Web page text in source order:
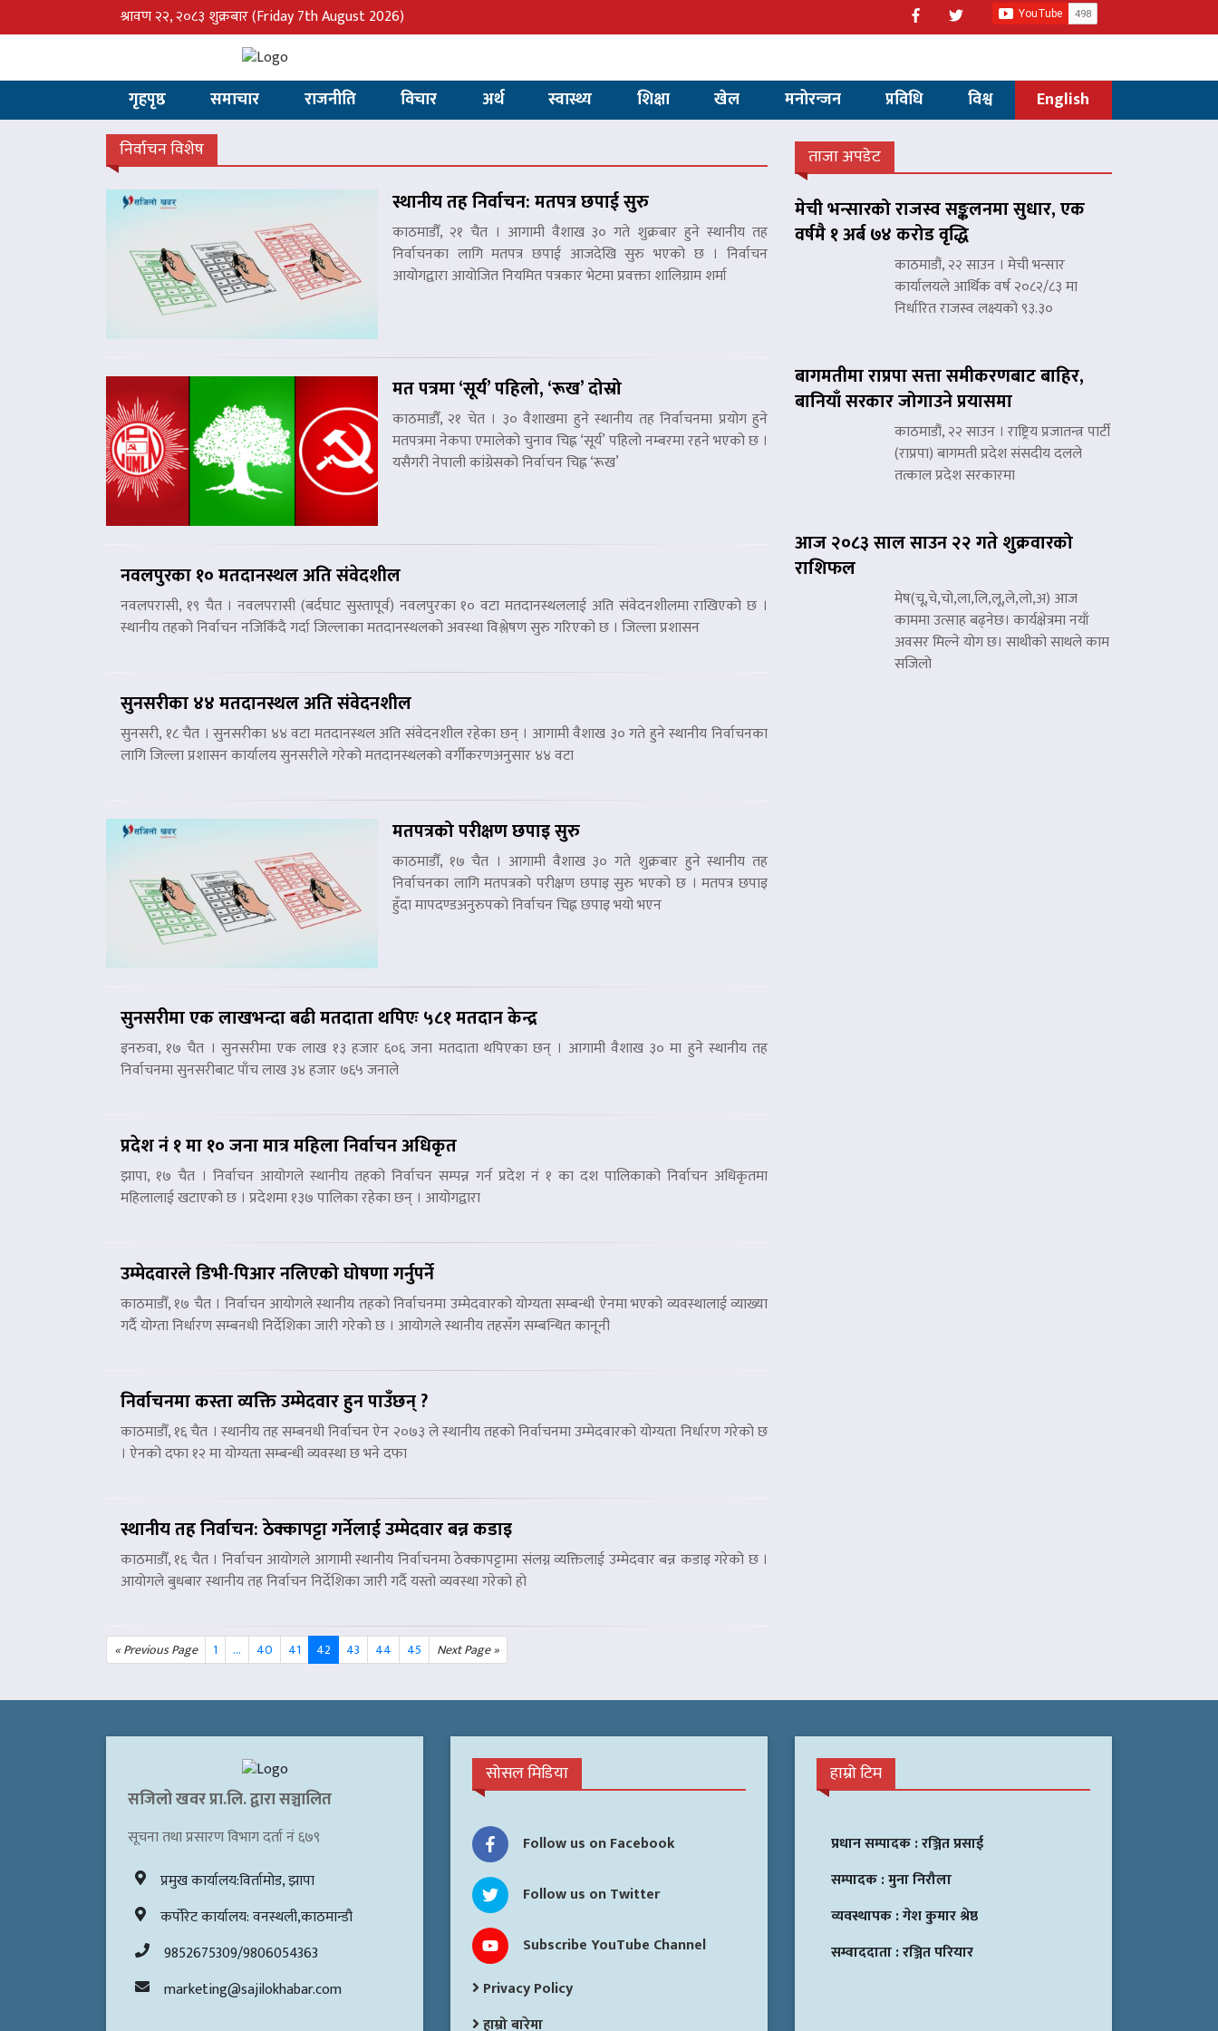
श्रावण २२, २०८३ शुक्रबार(Friday 7th August 2026)
गृहपृष्ठ समाचार राजनीति विचार अर्थ स्वास्थ्य शिक्षा खेल मनोरन्जन प्रविधि विश्व
English
निर्वाचन विशेष
स्थानीय तह निर्वाचन: मतपत्र छपाई सुरु
काठमाडौँ, २१ चैत । आगामी वैशाख ३० गते शुक्रबार हुने स्थानीय तह
निर्वाचनका लागि मतपत्र छपाई आजदेखि सुरु भएको छ । निर्वाचन
आयोगद्वारा आयोजित नियमित पत्रकार भेटमा प्रवक्ता शालिग्राम शर्मा
मत पत्रमा ‘सूर्य’ पहिलो, ‘रूख’ दोस्रो
काठमाडौँ, २१ चेत । ३० वैशाखमा हुने स्थानीय तह निर्वाचनमा प्रयोग हुने
मतपत्रमा नेकपा एमालेको चुनाव चिह्न ‘सूर्य’ पहिलो नम्बरमा रहने भएको छ ।
यसैगरी नेपाली कांग्रेसको निर्वाचन चिह्न ‘रूख’
नवलपुरका १० मतदानस्थल अति संवेदशील
नवलपरासी, १९ चैत । नवलपरासी (बर्दघाट सुस्तापूर्व) नवलपुरका १० वटा मतदानस्थललाई अति संवेदनशीलमा राखिएको छ ।
स्थानीय तहको निर्वाचन नजिकिँदै गर्दा जिल्लाका मतदानस्थलको अवस्था विश्लेषण सुरु गरिएको छ । जिल्ला प्रशासन
सुनसरीका ४४ मतदानस्थल अति संवेदनशील
सुनसरी, १८ चैत । सुनसरीका ४४ वटा मतदानस्थल अति संवेदनशील रहेका छन् । आगामी वैशाख ३० गते हुने स्थानीय निर्वाचनका
लागि जिल्ला प्रशासन कार्यालय सुनसरीले गरेको मतदानस्थलको वर्गीकरणअनुसार ४४ वटा
मतपत्रको परीक्षण छपाइ सुरु
काठमाडौँ, १७ चैत । आगामी वैशाख ३० गते शुक्रबार हुने स्थानीय तह
निर्वाचनका लागि मतपत्रको परीक्षण छपाइ सुरु भएको छ । मतपत्र छपाइ
हुँदा मापदण्डअनुरुपको निर्वाचन चिह्न छपाइ भयो भएन
सुनसरीमा एक लाखभन्दा बढी मतदाता थपिएः ५८१ मतदान केन्द्र
इनरुवा, १७ चैत । सुनसरीमा एक लाख १३ हजार ६०६ जना मतदाता थपिएका छन् । आगामी वैशाख ३० मा हुने स्थानीय तह
निर्वाचनमा सुनसरीबाट पाँच लाख ३४ हजार ७६५ जनाले
प्रदेश नं १ मा १० जना मात्र महिला निर्वाचन अधिकृत
झापा, १७ चैत । निर्वाचन आयोगले स्थानीय तहको निर्वाचन सम्पन्न गर्न प्रदेश नं १ का दश पालिकाको निर्वाचन अधिकृतमा
महिलालाई खटाएको छ । प्रदेशमा १३७ पालिका रहेका छन् । आयोगद्वारा
उम्मेदवारले डिभी-पिआर नलिएको घोषणा गर्नुपर्ने
काठमाडौँ, १७ चैत । निर्वाचन आयोगले स्थानीय तहको निर्वाचनमा उम्मेदवारको योग्यता सम्बन्धी ऐनमा भएको व्यवस्थालाई व्याख्या
गर्दै योग्ता निर्धारण सम्बनधी निर्देशिका जारी गरेको छ । आयोगले स्थानीय तहसँग सम्बन्धित कानूनी
निर्वाचनमा कस्ता व्यक्ति उम्मेदवार हुन पाउँछन् ?
काठमाडौँ, १६ चैत । स्थानीय तह सम्बनधी निर्वाचन ऐन २०७३ ले स्थानीय तहको निर्वाचनमा उम्मेदवारको योग्यता निर्धारण गरेको छ
। ऐनको दफा १२ मा योग्यता सम्बन्धी व्यवस्था छ भने दफा
स्थानीय तह निर्वाचन: ठेक्कापट्टा गर्नेलाई उम्मेदवार बन्न कडाइ
काठमाडौँ, १६ चैत । निर्वाचन आयोगले आगामी स्थानीय निर्वाचनमा ठेक्कापट्टामा संलग्न व्यक्तिलाई उम्मेदवार बन्न कडाइ गरेको छ ।
आयोगले बुधबार स्थानीय तह निर्वाचन निर्देशिका जारी गर्दै यस्तो व्यवस्था गरेको हो
« Previous Page 1 … 40 41 42 43 44 45 Next Page »
ताजा अपडेट
मेची भन्सारको राजस्व सङ्कलनमा सुधार, एक
वर्षमै १ अर्ब ७४ करोड वृद्धि
काठमाडौं, २२ साउन । मेची भन्सार
कार्यालयले आर्थिक वर्ष २०८२/८३ मा
निर्धारित राजस्व लक्ष्यको ९३.३०
बागमतीमा राप्रपा सत्ता समीकरणबाट बाहिर,
बानियाँ सरकार जोगाउने प्रयासमा
काठमाडौं, २२ साउन । राष्ट्रिय प्रजातन्त्र पार्टी
(राप्रपा) बागमती प्रदेश संसदीय दलले
तत्काल प्रदेश सरकारमा
आज २०८३ साल साउन २२ गते शुक्रवारको
राशिफल
मेष(चू,चे,चो,ला,लि,लू,ले,लो,अ) आज
काममा उत्साह बढ्नेछ। कार्यक्षेत्रमा नयाँ
अवसर मिल्ने योग छ। साथीको साथले काम
सजिलो
सजिलो खवर प्रा.लि. द्वारा सञ्चालित
सूचना तथा प्रसारण विभाग दर्ता नं ६७९
प्रमुख कार्यालय:विर्तामोड, झापा
कर्पोरेट कार्यालय: वनस्थली,काठमान्डौ
9852675309/9806054363
marketing@sajilokhabar.com
सोसल मिडिया
Follow us on Facebook
Follow us on Twitter
Subscribe YouTube Channel
Privacy Policy
हाम्रो बारेमा
हाम्रो टिम
प्रधान सम्पादक :रञ्जित प्रसाई
सम्पादक :मुना निरौला
व्यवस्थापक :गेश कुमार श्रेष्ठ
सम्वाददाता :रञ्जित परियार